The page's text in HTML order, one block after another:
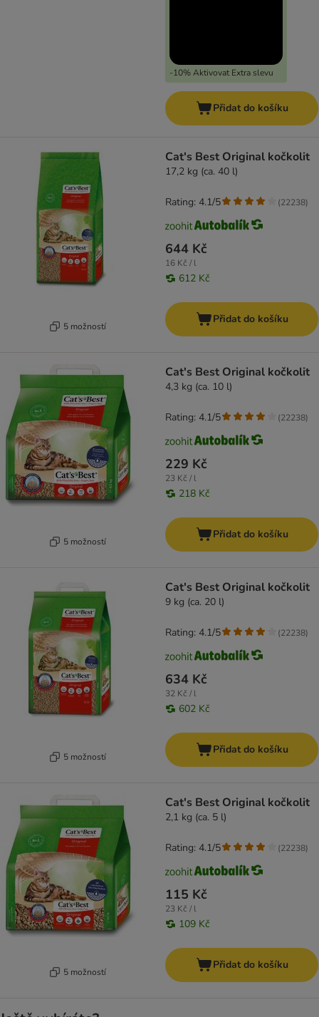
-10% Aktivovat Extra slevu
Přidat do košíku
5 možností
Cat's Best Original kočkolit
17,2 kg (ca. 40 l)
644 Kč
16 Kč / l
612 Kč
Rating: 4.1/5 (22238)
Přidat do košíku
5 možností
Cat's Best Original kočkolit
4,3 kg (ca. 10 l)
229 Kč
23 Kč / l
218 Kč
Rating: 4.1/5 (22238)
Přidat do košíku
5 možností
Cat's Best Original kočkolit
9 kg (ca. 20 l)
634 Kč
32 Kč / l
602 Kč
Rating: 4.1/5 (22238)
Přidat do košíku
5 možností
Cat's Best Original kočkolit
2,1 kg (ca. 5 l)
115 Kč
23 Kč / l
109 Kč
Rating: 4.1/5 (22238)
Přidat do košíku